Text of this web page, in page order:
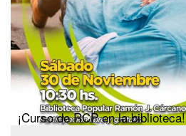
¡Curso de RCP en la biblioteca!